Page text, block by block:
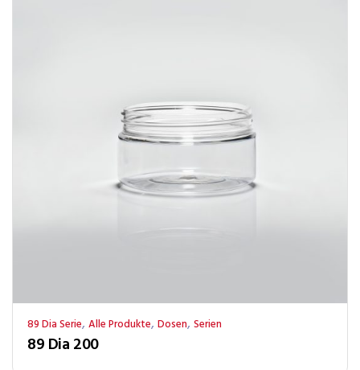
89 Dia Serie, Alle Produkte, Dosen, Serien
89 Dia 200